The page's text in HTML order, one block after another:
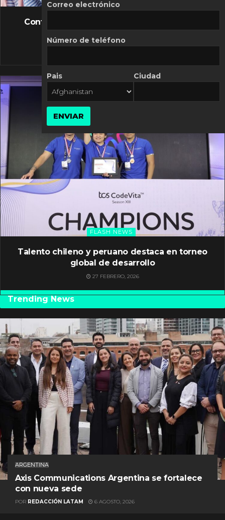
FLASH NEWS
Controversia de Mercado Libre por costos
10 MARZO, 2026
FLASH NEWS
Talento chileno y peruano destaca en torneo
global de desarrollo
27 FEBRERO, 2026
Trending News
ARGENTINA
Axis Communications Argentina se fortalece
con nueva sede
POR REDACCIÓN LATAM 6 AGOSTO, 2026
Correo electrónico
Número de teléfono
Pais Ciudad
ENVIAR